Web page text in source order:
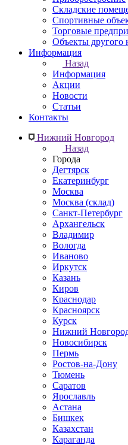
Складские
Спортивные
Торговые
Объекты другого
Информация
Назад
Информация
Акции
Новости
Статьи
Контакты
Нижний Новгород
Назад
Города
Дегтярск
Екатеринбург
Москва
Москва (склад)
Санкт-Петербург
Архангельск
Владимир
Вологда
Иваново
Иркутск
Казань
Киров
Краснодар
Красноярск
Курск
Нижний
Новосибирск
Пермь
Ростов-на-Дону
Тюмень
Саратов
Ярославль
Астана
Бишкек
Казахстан
Караганда